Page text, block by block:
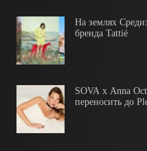
На землях
бренда Tattié
SOVA x Anna
переносить до